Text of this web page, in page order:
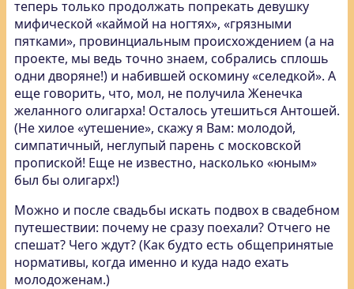
теперь только продолжать попрекать девушку
мифической «каймой на ногтях», «грязными
пятками», провинциальным происхождением (а на
проекте, мы ведь точно знаем, собрались сплошь
одни дворяне!) и набившей оскомину «селедкой». А
еще говорить, что, мол, не получила Женечка
желанного олигарха! Осталось утешиться Антошей.
(Не хилое «утешение», скажу я Вам: молодой,
симпатичный, неглупый парень с московской
пропиской! Еще не известно, насколько «юным»
был бы олигарх!)
Можно и после свадьбы искать подвох в свадебном
путешествии: почему не сразу поехали? Отчего не
спешат? Чего ждут? (Как будто есть общепринятые
нормативы, когда именно и куда надо ехать
молодоженам.)